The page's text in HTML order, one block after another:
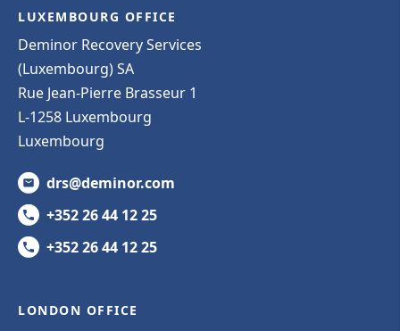
LUXEMBOURG OFFICE
Deminor Recovery Services
(Luxembourg) SA
Rue Jean-Pierre Brasseur 1
L-1258 Luxembourg
Luxembourg
drs@deminor.com
+352 26 44 12 25
+352 26 44 12 25
LONDON OFFICE